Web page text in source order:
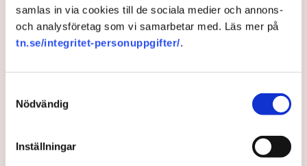
samlas in via cookies till de sociala medier och annons-
och analysföretag som vi samarbetar med. Läs mer på
tn.se/integritet-personuppgifter/.
Nödvändig
Inställningar
missar den här möjligheten”